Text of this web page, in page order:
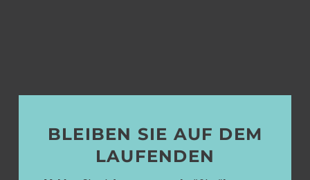
BLEIBEN SIE AUF DEM
LAUFENDEN